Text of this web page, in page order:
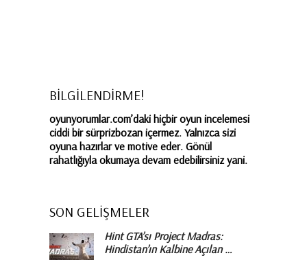
BİLGİLENDİRME!
oyunyorumlar.com’daki hiçbir oyun incelemesi
ciddi bir sürprizbozan içermez. Yalnızca sizi
oyuna hazırlar ve motive eder. Gönül
rahatlığıyla okumaya devam edebilirsiniz yani.
SON GELİŞMELER
Hint GTA’sı Project Madras:
Hindistan’ın Kalbine Açılan …